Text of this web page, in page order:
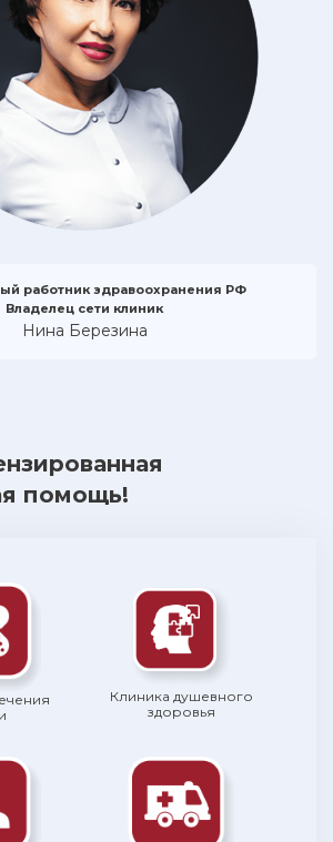
работник здравоохранения РФ
Владелец сети клиник
Нина Березина
помощь!
Клиника душевного
здоровья